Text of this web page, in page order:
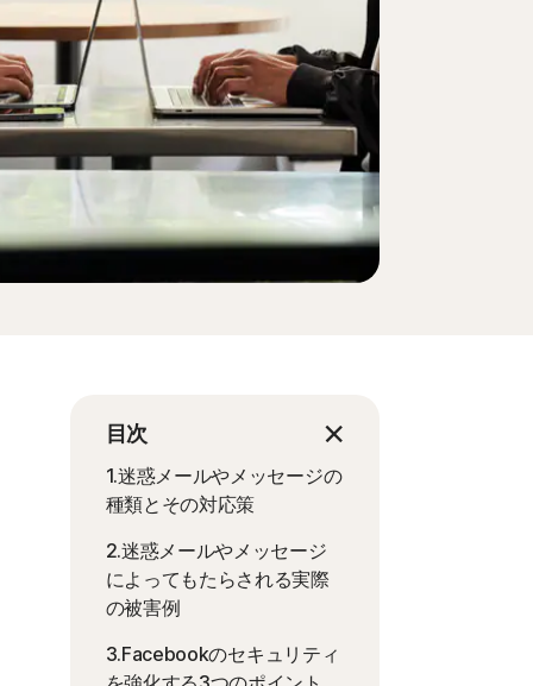
注文履歴
プロダクトキーの入力
目次
1.迷惑メールやメッセージの
種類とその対応策
2.迷惑メールやメッセージ
によってもたらされる実際
の被害例
3.Facebookのセキュリティ